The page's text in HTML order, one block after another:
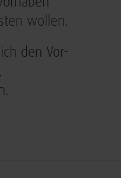
wollen.
den Vor-